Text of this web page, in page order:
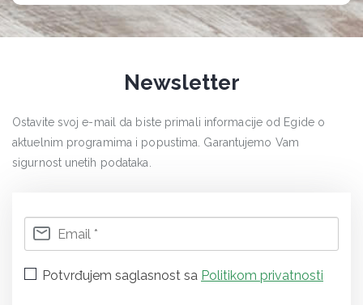
Newsletter
Ostavite svoj e-mail da biste primali informacije od Egide o
aktuelnim programima i popustima. Garantujemo Vam
sigurnost unetih podataka.
Potvrđujem saglasnost sa Politikom privatnosti